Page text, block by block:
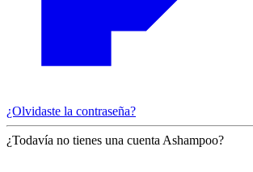
¿Olvidaste la contraseña?
¿Todavía no tienes una cuenta Ashampoo?